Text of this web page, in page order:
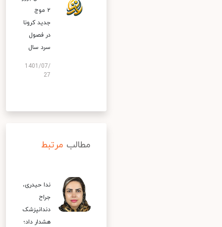
۲ موج
جدید کرونا
در فصول
سرد سال
1401/07/
27
مطالب مرتبط
ندا حیدری،
جراح
دندانپزشک
هشدار داد؛